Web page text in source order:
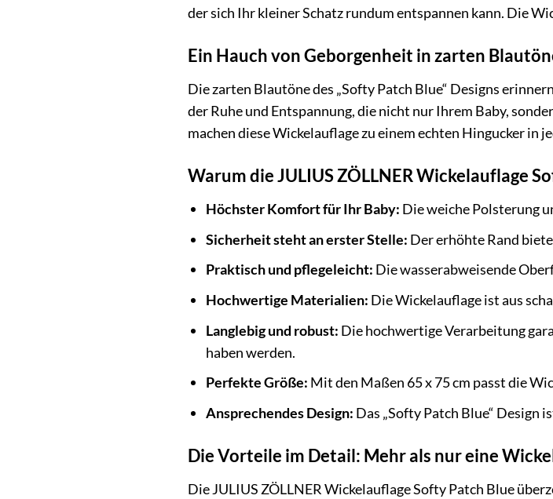
der sich Ihr kleiner Schatz rundum entspannen kann. Die
Ein Hauch von Geborgenheit in zarten
Die zarten Blautöne des „Softy Patch Blue“ Designs
der Ruhe und Entspannung, die nicht nur Ihrem Baby,
machen diese Wickelauflage zu einem echten Hingucker in
Warum die JULIUS ZÖLLNER Wickelauflage
Höchster Komfort für Ihr Baby: Die weiche Polsterung
Sicherheit steht an erster Stelle: Der erhöhte Rand
Praktisch und pflegeleicht: Die wasserabweisende
Hochwertige Materialien: Die Wickelauflage ist aus
Langlebig und robust: Die hochwertige Verarbeitung
haben werden.
Perfekte Größe: Mit den Maßen 65 x 75 cm passt die
Ansprechendes Design: Das „Softy Patch Blue“ Design
Die Vorteile im Detail: Mehr als nur eine
Die JULIUS ZÖLLNER Wickelauflage Softy Patch Blue